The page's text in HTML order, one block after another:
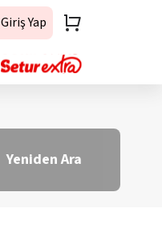
Giriş Yap
Yeniden Ara